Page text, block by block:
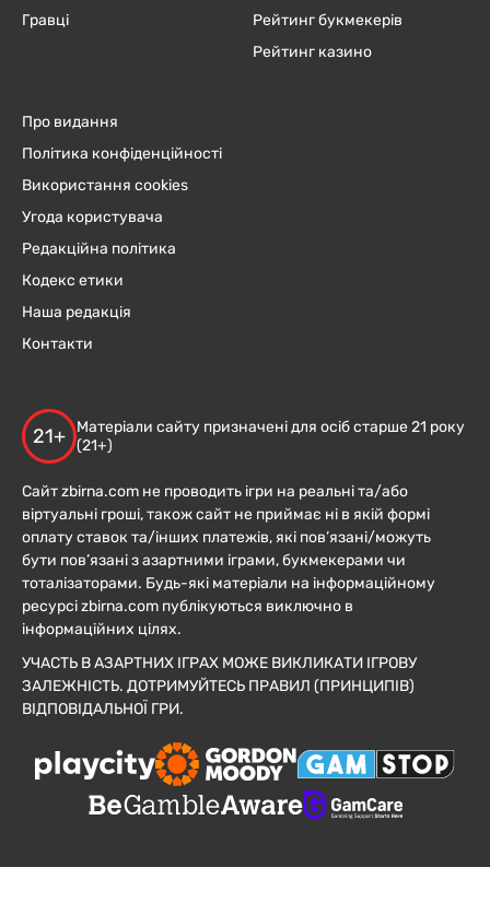
Гравці
Рейтинг букмекерів
Рейтинг казино
Про видання
Політика конфіденційності
Використання cookies
Угода користувача
Редакційна політика
Кодекс етики
Наша редакція
Контакти
21+
Матеріали сайту призначені для осіб старше 21 року
(21+)
Сайт zbirna.com не проводить ігри на реальні та/або
віртуальні гроші, також сайт не приймає ні в якій формі
оплату ставок та/інших платежів, які пов’язані/можуть
бути пов’язані з азартними іграми, букмекерами чи
тоталізаторами. Будь-які матеріали на інформаційному
ресурсі zbirna.com публікуються виключно в
інформаційних цілях.
УЧАСТЬ В АЗАРТНИХ ІГРАХ МОЖЕ ВИКЛИКАТИ ІГРОВУ
ЗАЛЕЖНІСТЬ. ДОТРИМУЙТЕСЬ ПРАВИЛ (ПРИНЦИПІВ)
ВІДПОВІДАЛЬНОЇ ГРИ.